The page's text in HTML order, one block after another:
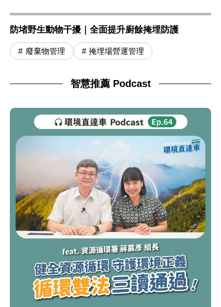
防堵野生動物干擾｜全面提升廚餘掩埋防護
廢棄物管理 掩埋場營運管理
智慧推薦 Podcast